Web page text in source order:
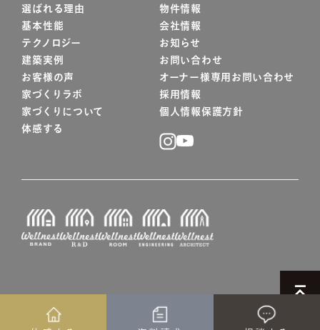
選ばれる理由
基本性能
テクノロジー
建築実例
お客様の声
家づくりラボ
家づくりについて
体感する
物件情報
会社情報
お知らせ
お問い合わせ
オーナー様専用お問い合わせ
採用情報
個人情報保護方針